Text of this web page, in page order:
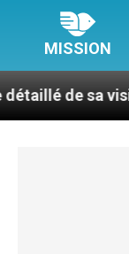
MISSION
en